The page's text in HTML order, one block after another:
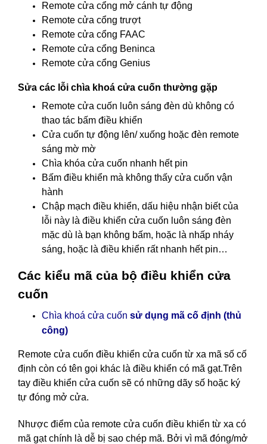
Remote cửa cổng mở cánh tự động
Remote cửa cổng trượt
Remote cửa cổng FAAC
Remote cửa cổng Beninca
Remote cửa cổng Genius
Sửa các lỗi chìa khoá cửa cuốn thường gặp
Remote cửa cuốn luôn sáng đèn dù không có
thao tác bấm điều khiển
Cửa cuốn tự động lên/ xuống hoặc đèn remote
sáng mờ mờ
Chìa khóa cửa cuốn nhanh hết pin
Bấm điều khiển mà không thấy cửa cuốn vận
hành
Chập mạch điều khiển, dấu hiệu nhận biết của
lỗi này là điều khiển cửa cuốn luôn sáng đèn
mặc dù là bạn không bấm, hoặc là nhấp nháy
sáng, hoặc là điều khiển rất nhanh hết pin…
Các kiểu mã của bộ điều khiển cửa
cuốn
Chìa khoá cửa cuốn sử dụng mã cố định (thủ
công)
Remote cửa cuốn điều khiển cửa cuốn từ xa mã số cố
định còn có tên gọi khác là điều khiển có mã gạt.Trên
tay điều khiển cửa cuốn sẽ có những dãy số hoặc ký
tự đóng mở cửa.
Nhược điểm của remote cửa cuốn điều khiển từ xa có
mã gạt chính là dễ bị sao chép mã. Bởi vì mã đóng/mở